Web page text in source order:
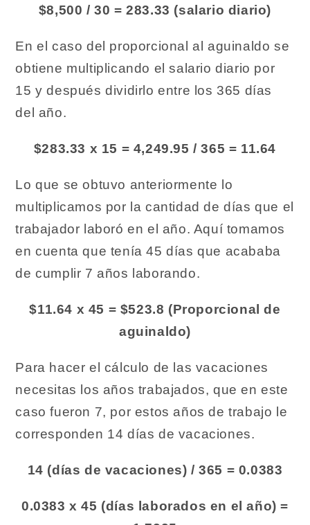
$8,500 / 30 = 283.33 (salario diario)
En el caso del proporcional al aguinaldo se
obtiene multiplicando el salario diario por
15 y después dividirlo entre los 365 días
del año.
$283.33 x 15 = 4,249.95 / 365 = 11.64
Lo que se obtuvo anteriormente lo
multiplicamos por la cantidad de días que el
trabajador laboró en el año. Aquí tomamos
en cuenta que tenía 45 días que acababa
de cumplir 7 años laborando.
$11.64 x 45 = $523.8 (Proporcional de
aguinaldo)
Para hacer el cálculo de las vacaciones
necesitas los años trabajados, que en este
caso fueron 7, por estos años de trabajo le
corresponden 14 días de vacaciones.
14 (días de vacaciones) / 365 = 0.0383
0.0383 x 45 (días laborados en el año) =